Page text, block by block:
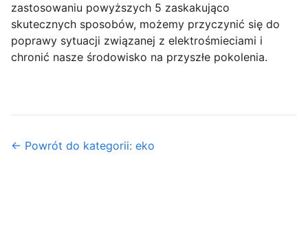
zastosowaniu powyższych 5 zaskakująco
skutecznych sposobów, możemy przyczynić się do
poprawy sytuacji związanej z elektrośmieciami i
chronić nasze środowisko na przyszłe pokolenia.
← Powrót do kategorii: eko